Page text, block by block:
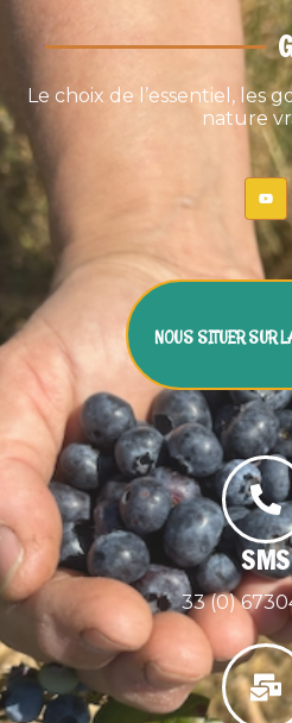
Le choix de l’essentiel, les
nature
NOUS SITUER SUR
SMS
33 (0)